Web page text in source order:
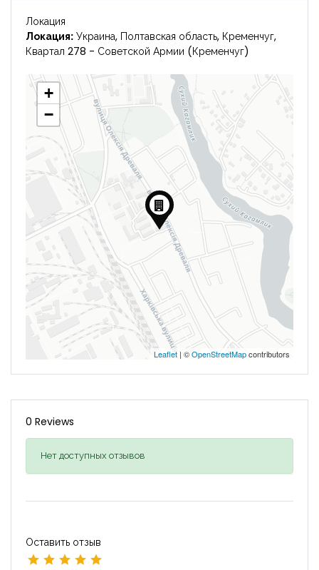
Локация
Локация: Украина, Полтавская область, Кременчуг,
Квартал 278 - Советской Армии (Кременчуг)
+
−
Leaflet | ©OpenStreetMapcontributors
0 Reviews
Нет доступных отзывов
Оставить отзыв